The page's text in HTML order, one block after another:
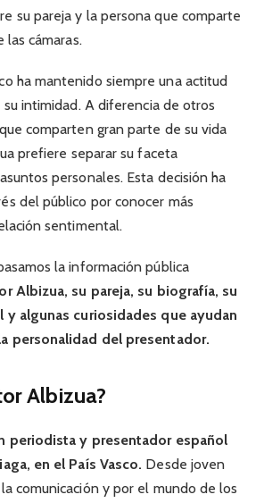
su pareja y la persona que comparte
las cámaras.
ha mantenido siempre una actitud
intimidad. A diferencia de otros
comparten gran parte de su vida
prefiere separar su faceta
personales. Esta decisión ha
del público por conocer más
sentimental.
la información pública
Albizua, su pareja, su biografía, su
y algunas curiosidades que ayudan
personalidad del presentador.
Albizua?
periodista y presentador español
en el País Vasco. Desde joven
comunicación y por el mundo de los